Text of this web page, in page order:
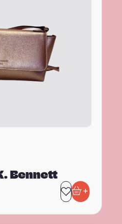
Bennett
+
In